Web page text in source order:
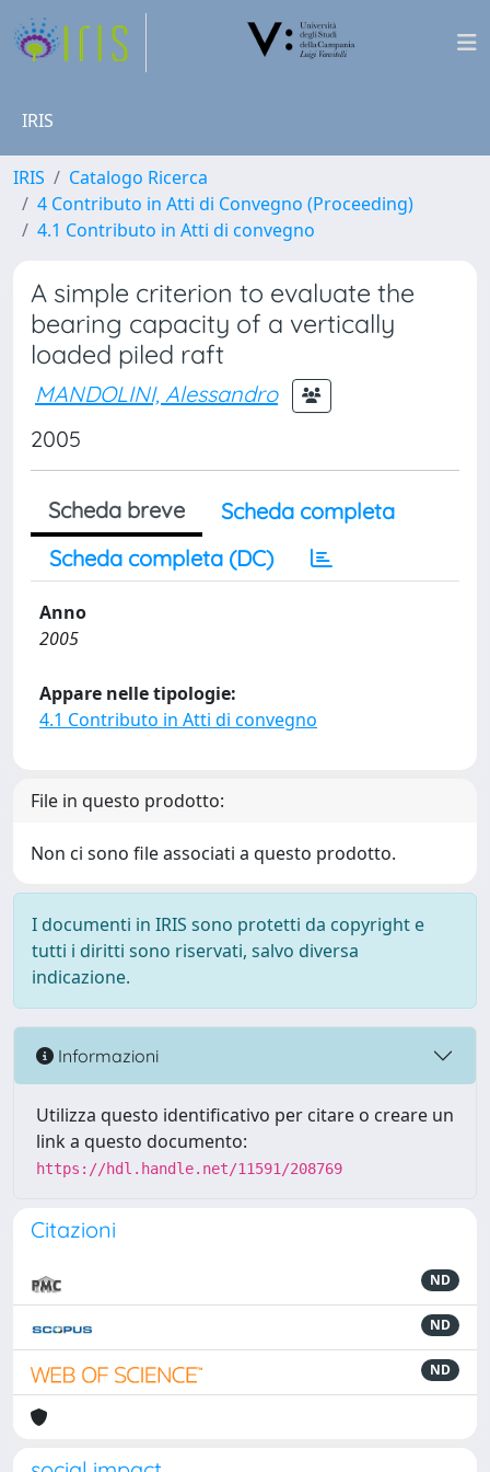
IRIS
IRIS
Catalogo Ricerca
4 Contributo in Atti di Convegno (Proceeding)
4.1 Contributo in Atti di convegno
A simple criterion to evaluate the
bearing capacity of a vertically
loaded piled raft
MANDOLINI, Alessandro
2005
Scheda breve
Scheda completa
Scheda completa (DC)
Anno
2005
Appare nelle tipologie:
4.1 Contributo in Atti di convegno
File in questo prodotto:
Non ci sono file associati a questo prodotto.
I documenti in IRIS sono protetti da copyright e
tutti i diritti sono riservati, salvo diversa
indicazione.
Informazioni
Utilizza questo identificativo per citare o creare un
link a questo documento:
https://hdl.handle.net/11591/208769
Citazioni
ND
ND
ND